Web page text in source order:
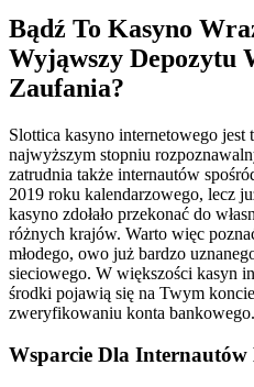
Bądź To Kasyno
Wyjąwszy Depozytu
Zaufania?
Slottica kasyno internetowego
najwyższym stopniu
zatrudnia także internautów
2019 roku kalendarzowego, lecz
kasyno zdołało przekonać do
różnych krajów. Warto więc
młodego, owo już bardzo
sieciowego. W większości kasyn
środki pojawią się na Twym
zweryfikowaniu konta bankowego.
Wsparcie Dla